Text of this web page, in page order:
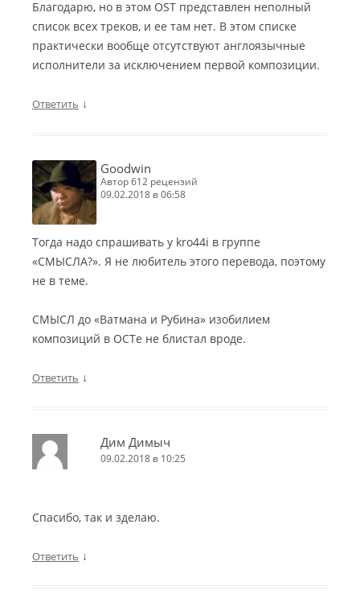
Благодарю, но в этом OST представлен неполный
список всех треков, и ее там нет. В этом списке
практически вообще отсутствуют англоязычные
исполнители за исключением первой композиции.
Ответить ↓
Goodwin
автор 612 рецензий
09.02.2018 в 06:58
Тогда надо спрашивать у kro44i в группе
«СМЫСЛА?». Я не любитель этого перевода, поэтому
не в теме.
СМЫСЛ до «Ватмана и Рубина» изобилием
композиций в ОСТе не блистал вроде.
Ответить ↓
Дим Димыч
09.02.2018 в 10:25
Спасибо, так и зделаю.
Ответить ↓